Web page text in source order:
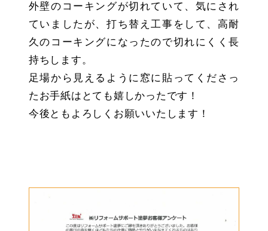
外壁のコーキングが切れていて、気にされ
ていましたが、打ち替え工事をして、高耐
久のコーキングになったので切れにくく長
持ちします。
足場から見えるように窓に貼ってくださっ
たお手紙はとても嬉しかったです！
今後ともよろしくお願いいたします！